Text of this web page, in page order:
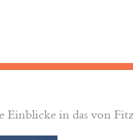
Einblicke in das von